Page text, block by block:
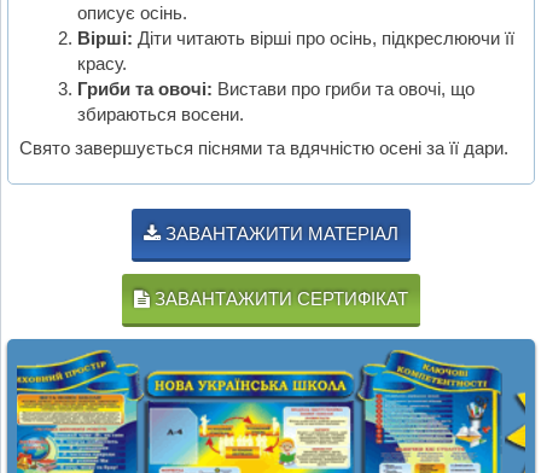
описує осінь.
Вірші: Діти читають вірші про осінь, підкреслюючи її
красу.
Гриби та овочі: Вистави про гриби та овочі, що
збираються восени.
Свято завершується піснями та вдячністю осені за її дари.
ЗАВАНТАЖИТИ МАТЕРІАЛ
ЗАВАНТАЖИТИ СЕРТИФІКАТ